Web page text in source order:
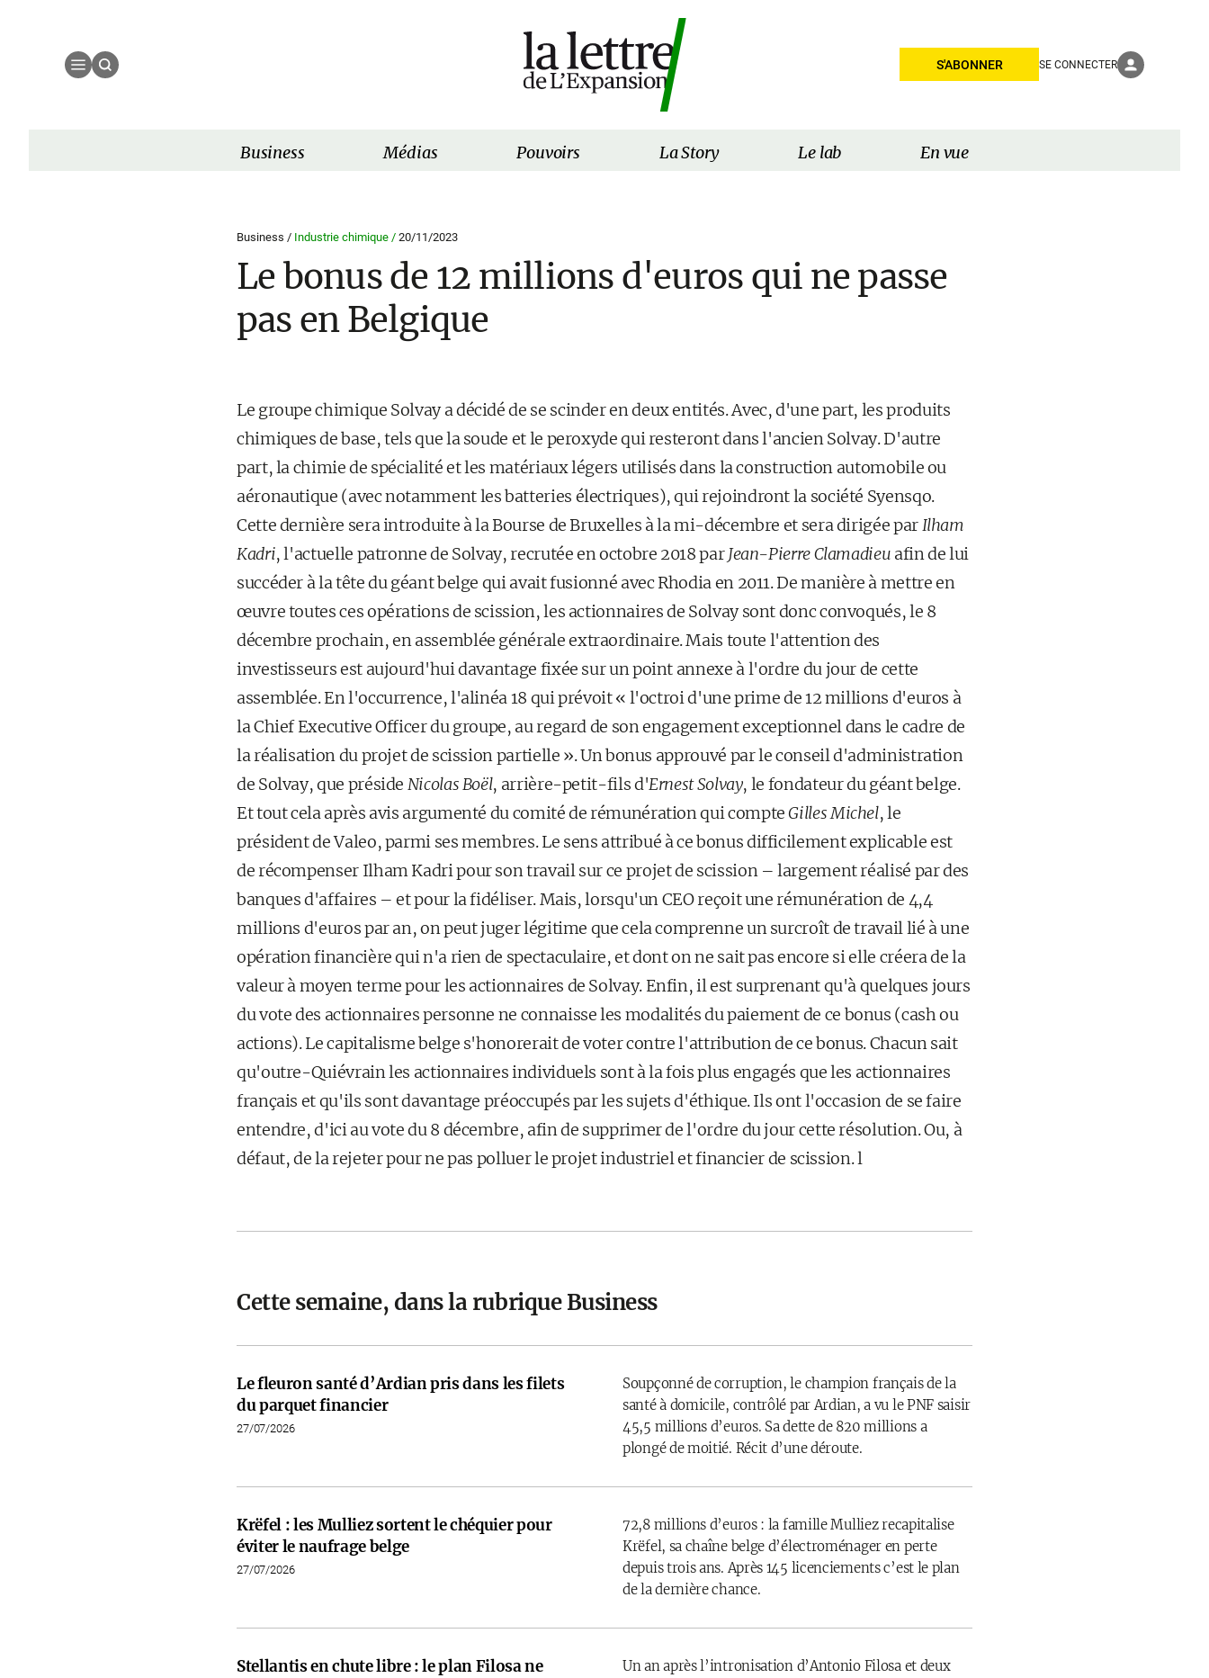
S'ABONNER SE CONNECTER
Business Médias Pouvoirs La Story Le lab En vue
Business / Industrie chimique / 20/11/2023
Le bonus de 12 millions d'euros qui ne passe
pas en Belgique
Le groupe chimique Solvay a décidé de se scinder en deux entités. Avec, d'une part, les produits
chimiques de base, tels que la soude et le peroxyde qui resteront dans l'ancien Solvay. D'autre
part, la chimie de spécialité et les matériaux légers utilisés dans la construction automobile ou
aéronautique (avec notamment les batteries électriques), qui rejoindront la société Syensqo.
Cette dernière sera introduite à la Bourse de Bruxelles à la mi-décembre et sera dirigée parIlham
Kadri, l'actuelle patronne de Solvay, recrutée en octobre 2018 parJean-Pierre Clamadieu afin de lui
succéder à la tête du géant belge qui avait fusionné avec Rhodia en 2011. De manière à mettre en
œuvre toutes ces opérations de scission, les actionnaires de Solvay sont donc convoqués, le 8
décembre prochain, en assemblée générale extraordinaire. Mais toute l'attention des
investisseurs est aujourd'hui davantage fixée sur un point annexe à l'ordre du jour de cette
assemblée. En l'occurrence, l'alinéa 18 qui prévoit « l'octroi d'une prime de 12 millions d'euros à
la Chief Executive Officer du groupe, au regard de son engagement exceptionnel dans le cadre de
la réalisation du projet de scission partielle ». Un bonus approuvé par le conseil d'administration
de Solvay, que préside Nicolas Boël, arrière-petit-fils d'Ernest Solvay, le fondateur du géant belge.
Et tout cela après avis argumenté du comité de rémunération qui compteGilles Michel, le
président de Valeo, parmi ses membres. Le sens attribué à ce bonus difficilement explicable est
de récompenser Ilham Kadri pour son travail sur ce projet de scission – largement réalisé par des
banques d'affaires – et pour la fidéliser. Mais, lorsqu'un CEO reçoit une rémunération de 4,4
millions d'euros par an, on peut juger légitime que cela comprenne un surcroît de travail lié à une
opération financière qui n'a rien de spectaculaire, et dont on ne sait pas encore si elle créera de la
valeur à moyen terme pour les actionnaires de Solvay. Enfin, il est surprenant qu'à quelques jours
du vote des actionnaires personne ne connaisse les modalités du paiement de ce bonus (cash ou
actions). Le capitalisme belge s'honorerait de voter contre l'attribution de ce bonus. Chacun sait
qu'outre-Quiévrain les actionnaires individuels sont à la fois plus engagés que les actionnaires
français et qu'ils sont davantage préoccupés par les sujets d'éthique. Ils ont l'occasion de se faire
entendre, d'ici au vote du 8 décembre, afin de supprimer de l'ordre du jour cette résolution. Ou, à
défaut, de la rejeter pour ne pas polluer le projet industriel et financier de scission. l
Cette semaine, dans la rubrique Business
Le fleuron santé d’Ardian pris dans les filets
du parquet financier
27/07/2026
Soupçonné de corruption, le champion français de la
santé à domicile, contrôlé par Ardian, a vu le PNF saisir
45,5 millions d’euros. Sa dette de 820 millions a
plongé de moitié. Récit d’une déroute.
Krëfel : les Mulliez sortent le chéquier pour
éviter le naufrage belge
27/07/2026
72,8 millions d’euros : la famille Mulliez recapitalise
Krëfel, sa chaîne belge d’électroménager en perte
depuis trois ans. Après 145 licenciements c’est le plan
de la dernière chance.
Stellantis en chute libre : le plan Filosa ne
Un an après l’intronisation d’Antonio Filosa et deux